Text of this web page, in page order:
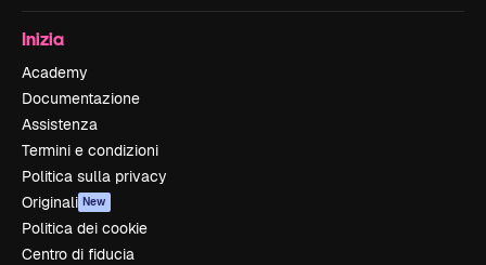
Inizia
Academy
Documentazione
Assistenza
Termini e condizioni
Politica sulla privacy
Originali New
Politica dei cookie
Centro di fiducia